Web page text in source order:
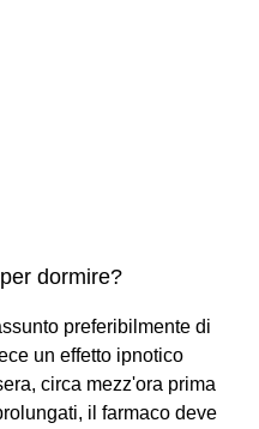
dormire?
preferibilmente di
un effetto ipnotico
circa mezz'ora prima
il farmaco deve